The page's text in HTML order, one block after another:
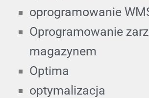
oprogramowanie
Oprogramowanie
magazynem
Optima
optymalizacja